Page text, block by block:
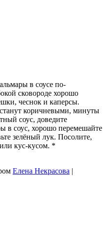
в соусе по-
сковороде хорошо
чеснок и каперсы.
коричневыми, минуты
соус, доведите
в соус, хорошо перемешайте
зелёный лук. Посолите,
кус-кусом. *
Елена Некрасова |